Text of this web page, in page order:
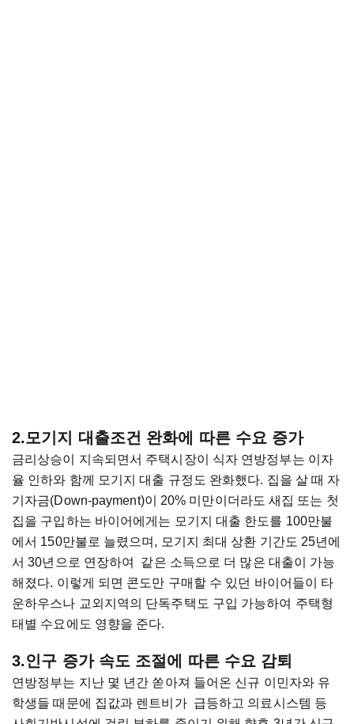
2.모기지 대출조건 완화에 따른 수요 증가
금리상승이 지속되면서 주택시장이 식자 연방정부는 이자
율 인하와 함께 모기지 대출 규정도 완화했다. 집을 살 때 자
기자금(Down-payment)이 20% 미만이더라도 새집 또는 첫
집을 구입하는 바이어에게는 모기지 대출 한도를 100만불
에서 150만불로 늘렸으며, 모기지 최대 상환 기간도 25년에
서 30년으로 연장하여 같은 소득으로 더 많은 대출이 가능
해졌다. 이렇게 되면 콘도만 구매할 수 있던 바이어들이 타
운하우스나 교외지역의 단독주택도 구입 가능하여 주택형
태별 수요에도 영향을 준다.
3.인구 증가 속도 조절에 따른 수요 감퇴
연방정부는 지난 몇 년간 쏟아져 들어온 신규 이민자와 유
학생들 때문에 집값과 렌트비가 급등하고 의료시스템 등